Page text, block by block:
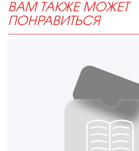
ВАМ ТАКЖЕ МОЖЕТ
ПОНРАВИТЬСЯ